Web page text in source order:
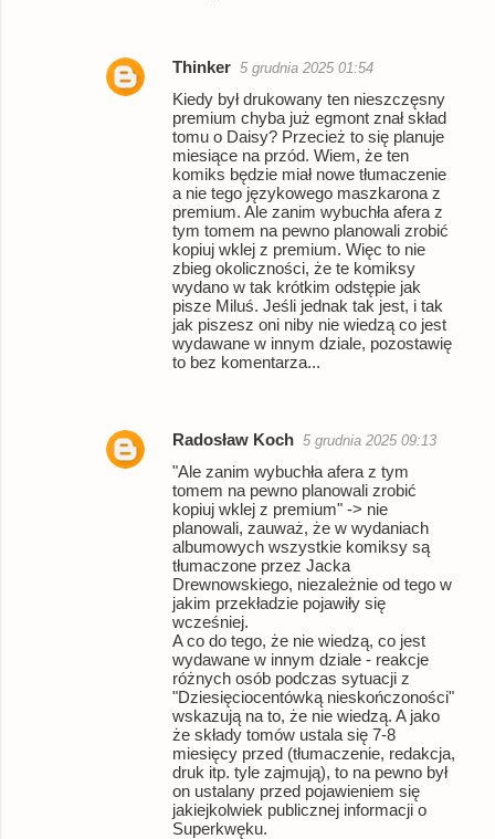
Thinker 5 grudnia 2025 01:54
Kiedy był drukowany ten nieszczęsny
premium chyba już egmont znał skład
tomu o Daisy? Przecież to się planuje
miesiące na przód. Wiem, że ten
komiks będzie miał nowe tłumaczenie
a nie tego językowego maszkarona z
premium. Ale zanim wybuchła afera z
tym tomem na pewno planowali zrobić
kopiuj wklej z premium. Więc to nie
zbieg okoliczności, że te komiksy
wydano w tak krótkim odstępie jak
pisze Miluś. Jeśli jednak tak jest, i tak
jak piszesz oni niby nie wiedzą co jest
wydawane w innym dziale, pozostawię
to bez komentarza...
Radosław Koch 5 grudnia 2025 09:13
"Ale zanim wybuchła afera z tym
tomem na pewno planowali zrobić
kopiuj wklej z premium" -> nie
planowali, zauważ, że w wydaniach
albumowych wszystkie komiksy są
tłumaczone przez Jacka
Drewnowskiego, niezależnie od tego w
jakim przekładzie pojawiły się
wcześniej.
A co do tego, że nie wiedzą, co jest
wydawane w innym dziale - reakcje
różnych osób podczas sytuacji z
"Dziesięciocentówką nieskończoności"
wskazują na to, że nie wiedzą. A jako
że składy tomów ustala się 7-8
miesięcy przed (tłumaczenie, redakcja,
druk itp. tyle zajmują), to na pewno był
on ustalany przed pojawieniem się
jakiejkolwiek publicznej informacji o
Superkwęku.